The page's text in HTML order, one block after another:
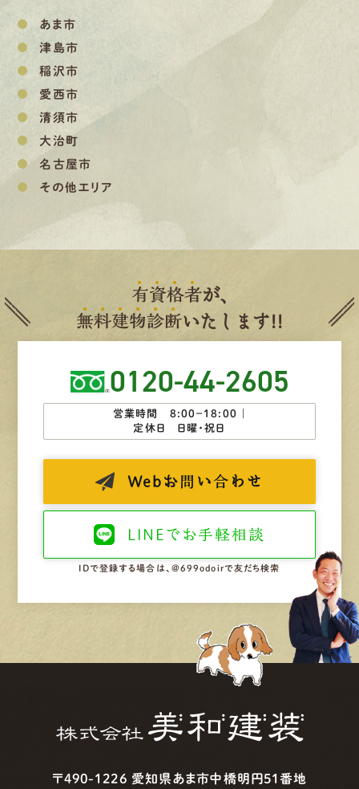
あま市
津島市
稲沢市
愛西市
清須市
大治町
名古屋市
その他エリア
有資格者が、
無料建物診断いたします!!
0120-44-2605
営業時間 8:00−18:00 ｜
定休日 日曜・祝日
Web お問い合わせ
LINEで お手軽相談
IDで登録する場合は、@699odoirで友だち検索
〒490-1226 愛知県あま市中橋明円51番地